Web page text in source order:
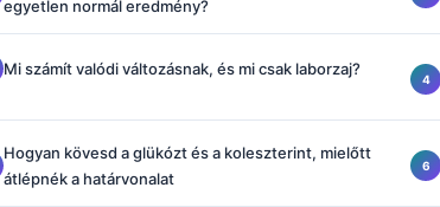
egyetlen normál eredmény?
Mi számít valódi változásnak, és mi csak laborzaj?
Hogyan kövesd a glükózt és a koleszterint, mielőtt
átlépnék a határvonalat